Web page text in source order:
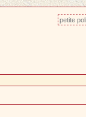
petite